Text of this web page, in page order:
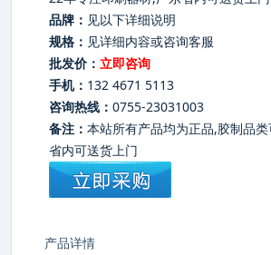
品牌： 见以下详细说明
规格： 见详细内容或咨询客服
批发价： 立即咨询
手机： 132 4671 5113
咨询热线： 0755-23031003
备注： 本站所有产品均为正品,胶制品
省内可送货上门
产品详情